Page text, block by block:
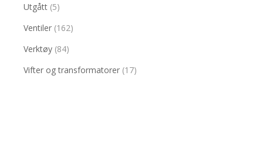
Utgått (5)
Ventiler (162)
Verktøy (84)
Vifter og transformatorer (17)